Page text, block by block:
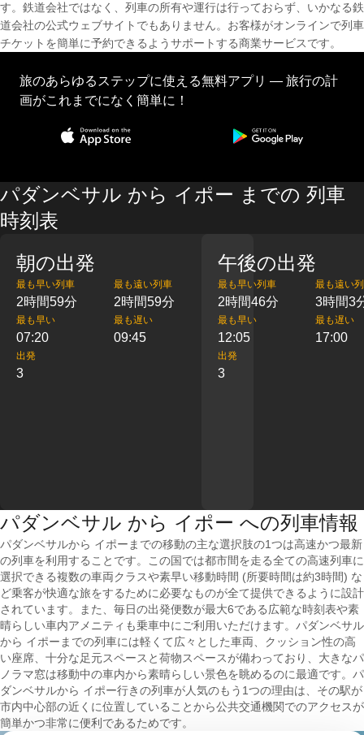
す。鉄道会社ではなく、列車の所有や運行は行っておらず、いかなる鉄
道会社の公式ウェブサイトでもありません。お客様がオンラインで列車
チケットを簡単に予約できるようサポートする商業サービスです。
旅のあらゆるステップに使える無料アプリ — 旅行の計
画がこれまでになく簡単に！
パダンベサル から イポー までの 列車
時刻表
朝の出発
最も早い列車
2時間59分
最も遠い列車
2時間59分
最も早い
07:20
最も遅い
09:45
出発
3
午後の出発
最も早い列車
2時間46分
最も遠い
3時間3
最も早い
12:05
最も遅い
17:00
出発
3
パダンベサル から イポー への列車情報
パダンベサルから イポーまでの移動の主な選択肢の1つは高速かつ最新
の列車を利用することです。この国では都市間を走る全ての高速列車に
選択できる複数の車両クラスや素早い移動時間 (所要時間は約3時間) な
ど乗客が快適な旅をするために必要なものが全て提供できるように設計
されています。また、毎日の出発便数が最大6である広範な時刻表や素
晴らしい車内アメニティも乗車中にご利用いただけます。パダンベサル
から イポーまでの列車には軽くて広々とした車両、クッション性の高
い座席、十分な足元スペースと荷物スペースが備わっており、大きなパ
ノラマ窓は移動中の車内から素晴らしい景色を眺めるのに最適です。パ
ダンベサルから イポー行きの列車が人気のもう1つの理由は、その駅が
市内中心部の近くに位置していることから公共交通機関でのアクセスが
簡単かつ非常に便利であるためです。